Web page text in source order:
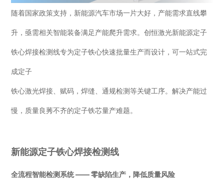
随着国家政策支持，新能源汽车市场一片大好，产能需求直线攀
升，亟需相关智能装备满足产能爬升需求。创恒激光新能源定子
铁心焊接检测线专为定子铁心快速批量生产而设计，可一站式完
成定子
铁心激光焊接、赋码，焊缝、通规检测等关键工序。解决产能过
慢，质量良莠不齐的定子铁芯量产难题。
新能源定子铁心焊接检测线
全流程智能检测系统 —— 零缺陷生产，降低质量风险